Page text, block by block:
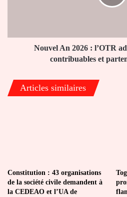
aux
contribuables
du
Togo
Nouvel An 2026 : l’OTR
contribuables et
Articles similaires
Constitution : 43 organisations
de la société civile demandent à
la CEDEAO et l’UA de